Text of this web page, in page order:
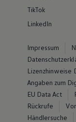
TikTok
LinkedIn
Impressum
Lizenzhinweise
Angaben zum
EU Data Act
Rückrufe
Händlersuche